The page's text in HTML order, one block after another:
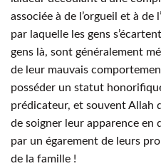
associée à de l’orgueil et à de
par laquelle les gens
gens là, sont généralement
de leur mauvais
posséder un statut
prédicateur, et souvent Allah
de soigner leur apparence
par un égarement de leurs
de la famille !